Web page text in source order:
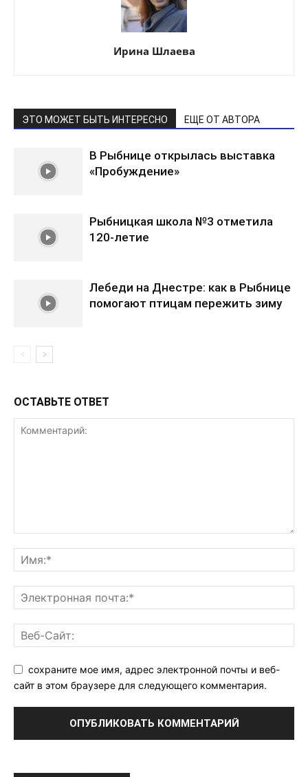
Ирина Шлаева
ЭТО МОЖЕТ БЫТЬ ИНТЕРЕСНО ЕЩЕ ОТ АВТОРА
В Рыбнице открылась выставка
«Пробуждение»
Рыбницкая школа №3 отметила
120-летие
Лебеди на Днестре: как в Рыбнице
помогают птицам пережить зиму
ОСТАВЬТЕ ОТВЕТ
сохраните мое имя, адрес электронной почты и веб-
сайт в этом браузере для следующего комментария.